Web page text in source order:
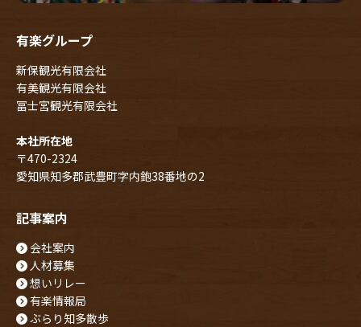
有楽グループ
新保観光有限会社
有美観光有限会社
冨士宮観光有限会社
本社所在地
〒470-2324
愛知県知多郡武豊町字内鉋38番地の2
記事案内
会社案内
人材募集
想いリレー
有楽情報局
ぶらり知多散歩